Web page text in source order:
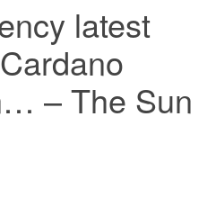
latest
– The Sun